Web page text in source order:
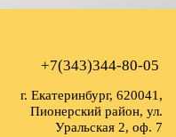
+7(343)344-80-05
г. Екатеринбург, 620041,
Пионерский район, ул.
Уральская 2, оф. 7